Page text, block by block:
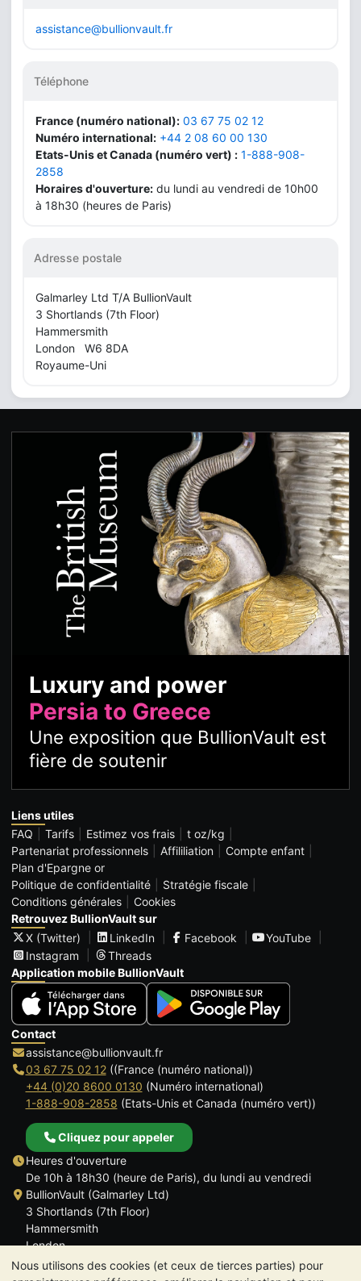
Nous utilisons des cookies (et ceux de tierces parties) pour
assistance@bullionvault.fr
Téléphone
France (numéro national): 03 67 75 02 12
Numéro international: +44 2 08 60 00 130
Etats-Unis et Canada (numéro vert) : 1-888-908-
2858
Horaires d'ouverture: du lundi au vendredi de 10h00
à 18h30 (heures de Paris)
Adresse postale
Galmarley Ltd T/A BullionVault
3 Shortlands (7th Floor)
Hammersmith
London W6 8DA
Royaume-Uni
Luxury and power
Persia to Greece
Une exposition que BullionVault est
fière de soutenir
Liens utiles
FAQ
Tarifs Estimez vos frais
t oz/kg
Partenariat professionnels
Affililiation
Compte enfant
Plan d'Epargne or
Politique de confidentialité
Stratégie fiscale
Conditions générales
Cookies
Retrouvez BullionVault sur
X (Twitter)
LinkedIn Facebook
YouTube
Instagram
Threads
Application mobile BullionVault
Contact
assistance@bullionvault.fr
03 67 75 02 12((France (numéro national))
+44 (0)20 8600 0130 (Numéro international)
1-888-908-2858 (Etats-Unis et Canada (numéro vert))
Cliquez pour appeler
Heures d'ouverture
De 10h à 18h30 (heure de Paris), du lundi au vendredi
BullionVault (Galmarley Ltd)
3 Shortlands (7th Floor)
Hammersmith
London
W6 8DA